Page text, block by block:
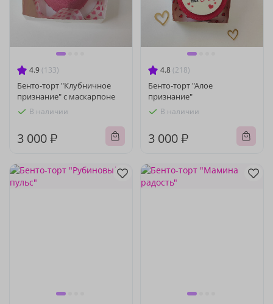
4.9 (133)
Бенто-торт "Клубничное
признание" с маскарпоне
В наличии
3 000 ₽
4.8 (218)
Бенто-торт "Алое
признание"
В наличии
3 000 ₽